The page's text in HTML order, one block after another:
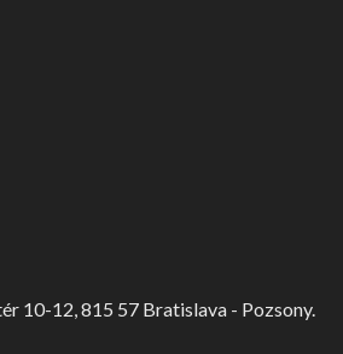
10-12, 815 57 Bratislava - Pozsony.